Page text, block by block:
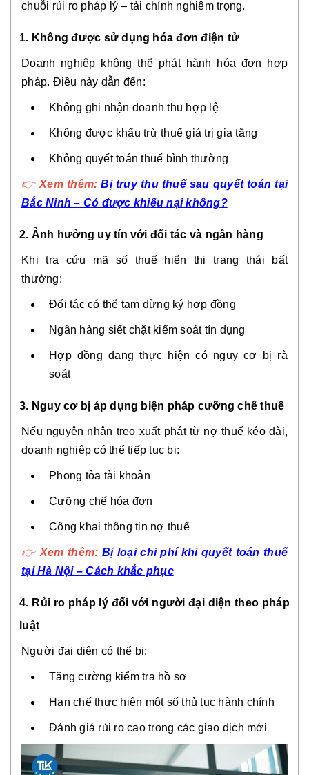
chuỗi rủi ro pháp lý – tài chính nghiêm trọng.
1. Không được sử dụng hóa đơn điện tử
Doanh nghiệp không thể phát hành hóa đơn hợp
pháp. Điều này dẫn đến:
Không ghi nhận doanh thu hợp lệ
Không được khấu trừ thuế giá trị gia tăng
Không quyết toán thuế bình thường
👉Xem thêm:Bị truy thu thuế sau quyết toán tại
Bắc Ninh – Có được khiếu nại không?
2. Ảnh hưởng uy tín với đối tác và ngân hàng
Khi tra cứu mã số thuế hiển thị trạng thái bất
thường:
Đối tác có thể tạm dừng ký hợp đồng
Ngân hàng siết chặt kiểm soát tín dụng
Hợp đồng đang thực hiện có nguy cơ bị rà
soát
3. Nguy cơ bị áp dụng biện pháp cưỡng chế thuế
Nếu nguyên nhân treo xuất phát từ nợ thuế kéo dài,
doanh nghiệp có thể tiếp tục bị:
Phong tỏa tài khoản
Cưỡng chế hóa đơn
Công khai thông tin nợ thuế
👉 Xem thêm: Bị loại chi phí khi quyết toán thuế
tại Hà Nội – Cách khắc phục
4. Rủi ro pháp lý đối với người đại diện theo pháp
luật
Người đại diện có thể bị:
Tăng cường kiểm tra hồ sơ
Hạn chế thực hiện một số thủ tục hành chính
Đánh giá rủi ro cao trong các giao dịch mới